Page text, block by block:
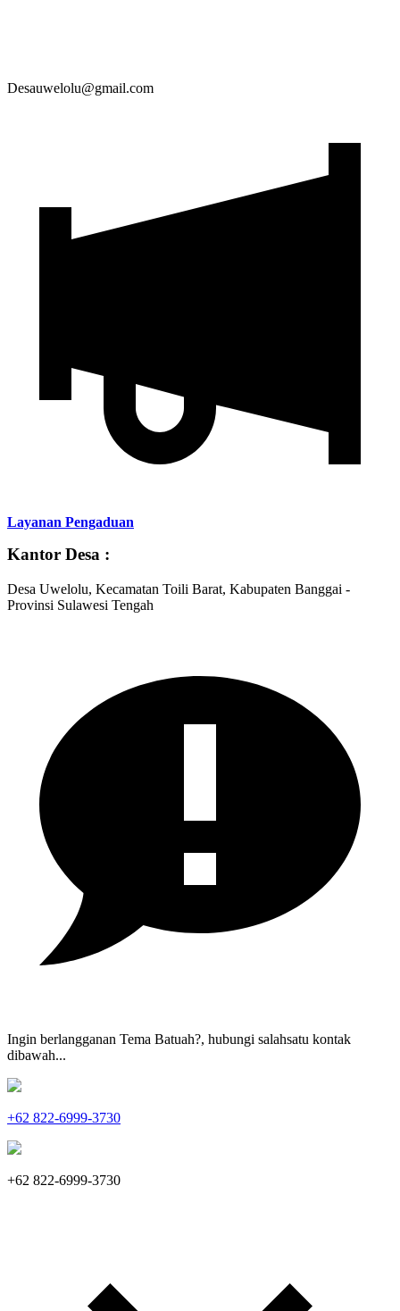
Desauwelolu@gmail.com
Layanan Pengaduan
Kantor Desa :
Desa Uwelolu, Kecamatan Toili Barat, Kabupaten Banggai -
Provinsi Sulawesi Tengah
Ingin berlangganan Tema Batuah?, hubungi salahsatu kontak
dibawah...
+62 822-6999-3730
+62 822-6999-3730